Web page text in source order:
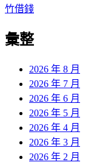
導
覽
竹借錢
彙整
2026 年 8 月
2026 年 7 月
2026 年 6 月
2026 年 5 月
2026 年 4 月
2026 年 3 月
2026 年 2 月